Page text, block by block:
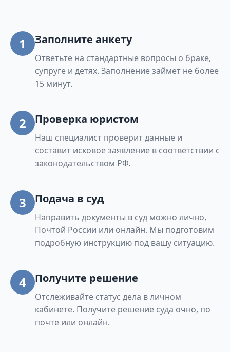
1 Заполните анкету
Ответьте на стандартные вопросы о браке,
супруге и детях. Заполнение займет не более
15 минут.
2 Проверка юристом
Наш специалист проверит данные и
составит исковое заявление в соответствии с
законодательством РФ.
3 Подача в суд
Направить документы в суд можно лично,
Почтой России или онлайн. Мы подготовим
подробную инструкцию под вашу ситуацию.
4 Получите решение
Отслеживайте статус дела в личном
кабинете. Получите решение суда очно, по
почте или онлайн.